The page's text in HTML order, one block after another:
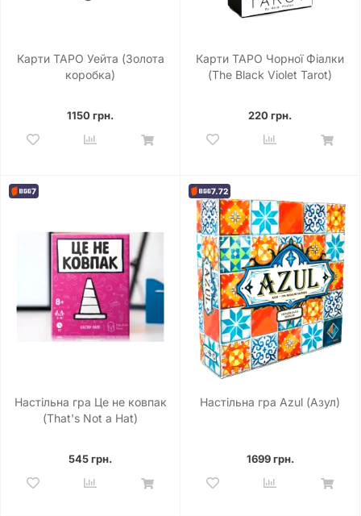
Карти ТАРО Уейта (Золота
коробка)
1150 грн.
Карти ТАРО Чорної Фіалки
(The Black Violet Tarot)
220 грн.
7
Настільна гра Це не ковпак
(That's Not a Hat)
545 грн.
7.72
Настільна гра Azul (Азул)
1699 грн.